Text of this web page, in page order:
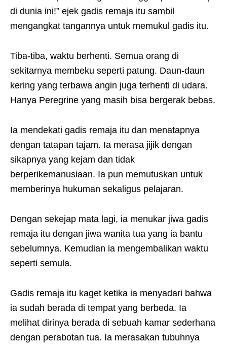
di dunia ini!” ejek gadis remaja itu sambil
mengangkat tangannya untuk memukul gadis itu.
Tiba-tiba, waktu berhenti. Semua orang di
sekitarnya membeku seperti patung. Daun-daun
kering yang terbawa angin juga terhenti di udara.
Hanya Peregrine yang masih bisa bergerak bebas.
Ia mendekati gadis remaja itu dan menatapnya
dengan tatapan tajam. Ia merasa jijik dengan
sikapnya yang kejam dan tidak
berperikemanusiaan. Ia pun memutuskan untuk
memberinya hukuman sekaligus pelajaran.
Dengan sekejap mata lagi, ia menukar jiwa gadis
remaja itu dengan jiwa wanita tua yang ia bantu
sebelumnya. Kemudian ia mengembalikan waktu
seperti semula.
Gadis remaja itu kaget ketika ia menyadari bahwa
ia sudah berada di tempat yang berbeda. Ia
melihat dirinya berada di sebuah kamar sederhana
dengan perabotan tua. Ia merasakan tubuhnya